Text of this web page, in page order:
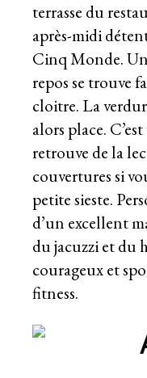
terrasse du
après-midi
Cinq Monde.
repos se trouve
cloitre. La
alors place.
retrouve de la
couvertures si
petite sieste.
d’un excellent
du jacuzzi et du
courageux et
fitness.